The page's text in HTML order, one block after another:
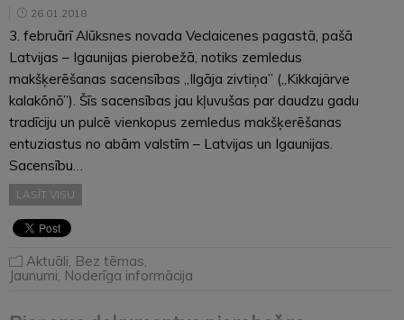
26.01.2018
3. februārī Alūksnes novada Veclaicenes pagastā, pašā
Latvijas – Igaunijas pierobežā, notiks zemledus
makšķerēšanas sacensības „Ilgāja zivtiņa” („Kikkajärve
kalakõnõ”). Šīs sacensības jau kļuvušas par daudzu gadu
tradīciju un pulcē vienkopus zemledus makšķerēšanas
entuziastus no abām valstīm – Latvijas un Igaunijas.
Sacensību…
LASĪT VISU
Aktuāli Bez tēmas
Jaunumi Noderīga informācija